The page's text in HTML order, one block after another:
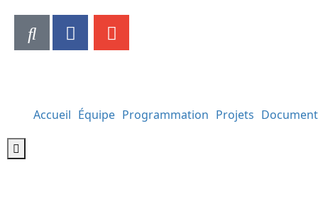
Accueil Équipe Programmation Projets
Hamburger Toggle Menu